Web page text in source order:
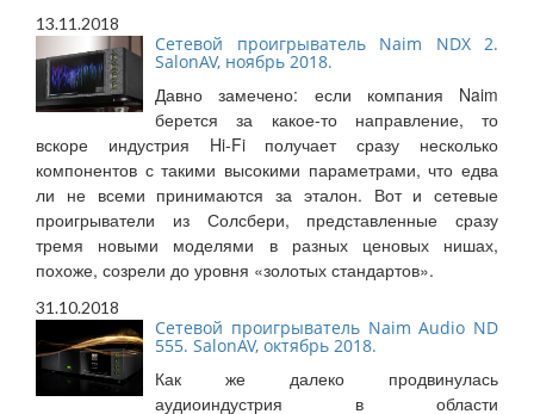
13.11.2018
Сетевой проигрыватель Naim NDX 2.
SalonAV, ноябрь 2018.
Давно замечено: если компания Naim
берется за какое-то направление, то
вскоре индустрия Hi-Fi получает сразу несколько
компонентов с такими высокими параметрами, что едва
ли не всеми принимаются за эталон. Вот и сетевые
проигрыватели из Солсбери, представленные сразу
тремя новыми моделями в разных ценовых нишах,
похоже, созрели до уровня «золотых стандартов».
31.10.2018
Сетевой проигрыватель Naim Audio ND
555. SalonAV, октябрь 2018.
Как же далеко продвинулась
аудиоиндустрия в области